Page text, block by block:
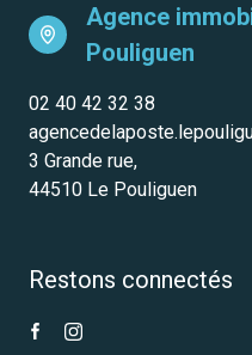
Agence
Pouliguen
02 40 42 32 38
3 Grande rue,
44510 Le Pouliguen
Restons connectés